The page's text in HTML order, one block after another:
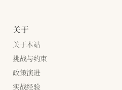
关于
关于本站
挑战与约束
政策演进
实战经验